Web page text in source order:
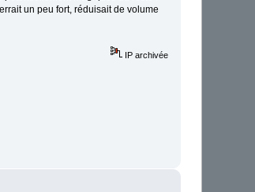
un peu fort, réduisait de volume
IP archivée